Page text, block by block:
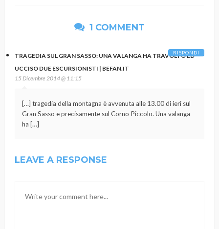
1 COMMENT
TRAGEDIA SUL GRAN SASSO: UNA VALANGA HA TRAVOLTO ED
UCCISO DUE ESCURSIONISTI | BEFAN.IT
15 Dicembre 2014 @ 11:15
[…] tragedia della montagna è avvenuta alle 13.00 di ieri sul
Gran Sasso e precisamente sul Corno Piccolo. Una valanga
ha […]
RISPONDI
LEAVE A RESPONSE